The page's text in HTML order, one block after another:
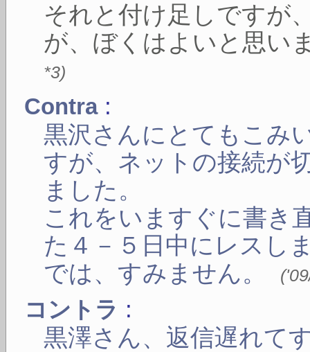
それと付け足しですが
が、ぼくはよいと思い
*3)
Contra :
黒沢さんにとてもこみ
すが、ネットの接続が
ました。
これをいますぐに書き
た４－５日中にレスし
では、すみません。
(
コントラ :
黒澤さん、返信遅れて